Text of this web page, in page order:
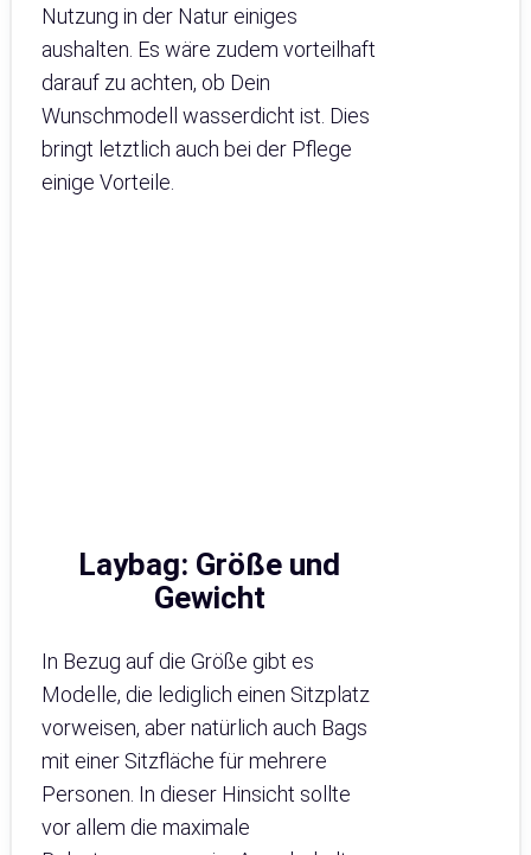
Nutzung in der Natur einiges
aushalten. Es wäre zudem vorteilhaft
darauf zu achten, ob Dein
Wunschmodell wasserdicht ist. Dies
bringt letztlich auch bei der Pflege
einige Vorteile.
Laybag: Größe und
Gewicht
In Bezug auf die Größe gibt es
Modelle, die lediglich einen Sitzplatz
vorweisen, aber natürlich auch Bags
mit einer Sitzfläche für mehrere
Personen. In dieser Hinsicht sollte
vor allem die maximale